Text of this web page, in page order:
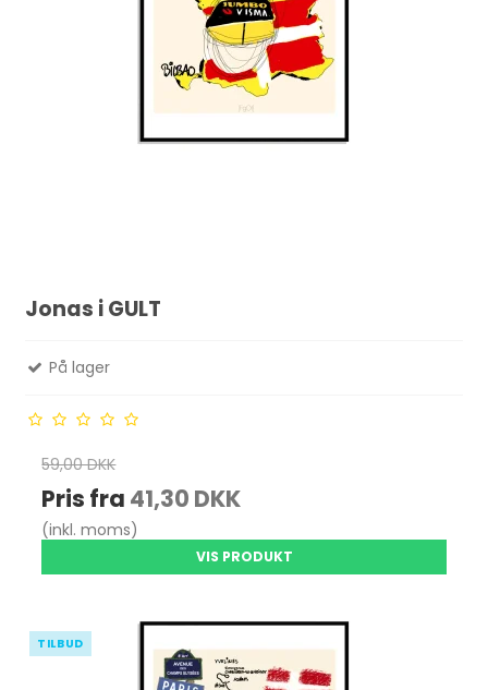
Jonas i GULT
På lager
59,00 DKK
Pris fra 41,30 DKK
(inkl. moms)
VIS PRODUKT
TILBUD